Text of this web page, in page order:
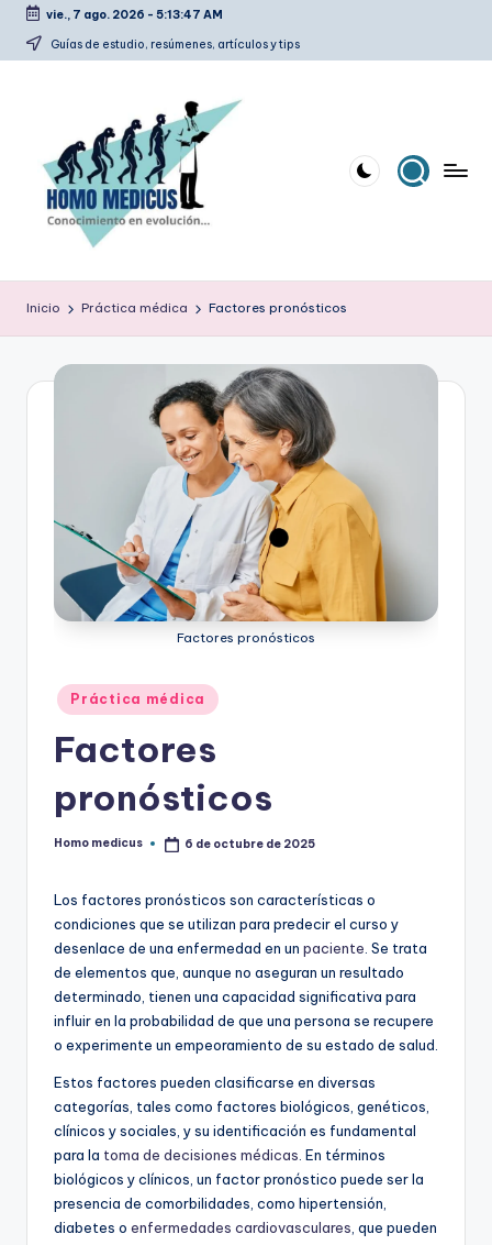
Saltar
vie., 7 ago. 2026 - 5:13:48 AM
Guías de estudio, resúmenes, artículos y tips
o
m
o
ic
estudio,
artículos
Inicio Práctica médica Factores pronósticos
Factores pronósticos
Publicado
en
Práctica médica
Factores
pronósticos
Publicado
Homo medicus 6 de octubre de 2025
Los factores pronósticos son características o
condiciones que se utilizan para predecir el curso y
desenlace de una enfermedad en un paciente . Se trata
de elementos que, aunque no aseguran un resultado
determinado, tienen una capacidad significativa para
influir en la probabilidad de que una persona se recupere
o experimente un empeoramiento de su estado de salud.
Estos factores pueden clasificarse en diversas
categorías, tales como factores biológicos, genéticos,
clínicos y sociales, y su identificación es fundamental
para la toma de decisiones médicas . En términos
biológicos y clínicos, un factor pronóstico puede ser la
presencia de comorbilidades, como hipertensión,
diabetes o enfermedades cardiovasculares , que pueden